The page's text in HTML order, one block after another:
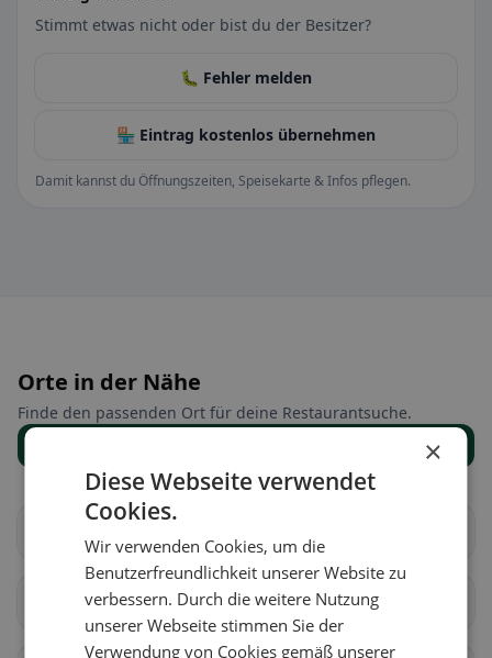
Stimmt etwas nicht oder bist du der Besitzer?
🐛 Fehler melden
🏪 Eintrag kostenlos übernehmen
Damit kannst du Öffnungszeiten, Speisekarte & Infos pflegen.
Orte in der Nähe
Finde den passenden Ort für deine Restaurantsuche.
Fétigny Gletterens
×
Diese Webseite verwendet
Cookies.
Wir verwenden Cookies, um die
Benutzerfreundlichkeit unserer Website zu
verbessern. Durch die weitere Nutzung
unserer Webseite stimmen Sie der
Verwendung von Cookies gemäß unserer